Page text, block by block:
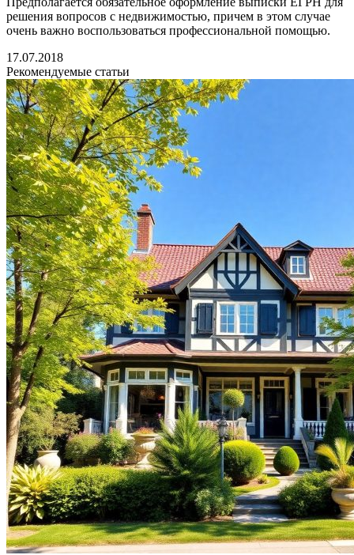
решения вопросов с недвижимостью, причем в этом случае
очень важно воспользоваться профессиональной помощью.
17.07.2018
Рекомендуемые статьи